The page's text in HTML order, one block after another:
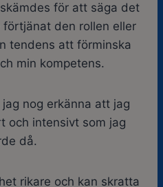
för att säga det
den rollen eller
tendens att förminska
min kompetens.
nog erkänna att jag
och intensivt som jag
då.
rikare och kan skratta